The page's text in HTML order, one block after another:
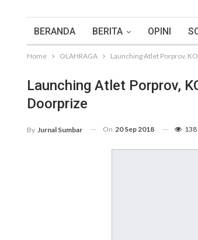
BERANDA BERITA OPINI
Home OLAHRAGA Launching Atlet Porprov,
Launching Atlet Porprov,
Doorprize
By Jurnal Sumbar On 20 Sep 2018 138